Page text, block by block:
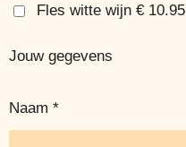
Fles witte wijn € 10.95
Jouw gegevens
Naam *